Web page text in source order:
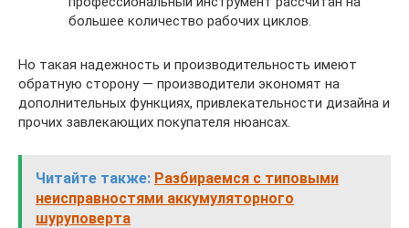
большее количество рабочих циклов.
Но такая надежность и производительность имеют
обратную сторону — производители экономят на
дополнительных функциях, привлекательности дизайна и
прочих завлекающих покупателя нюансах.
Читайте также: Разбираемся с типовыми
неисправностями аккумуляторного
шуруповерта